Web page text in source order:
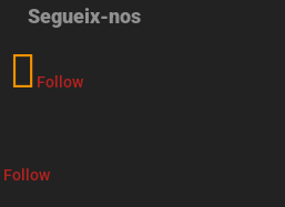
Segueix-nos
Follow
Follow